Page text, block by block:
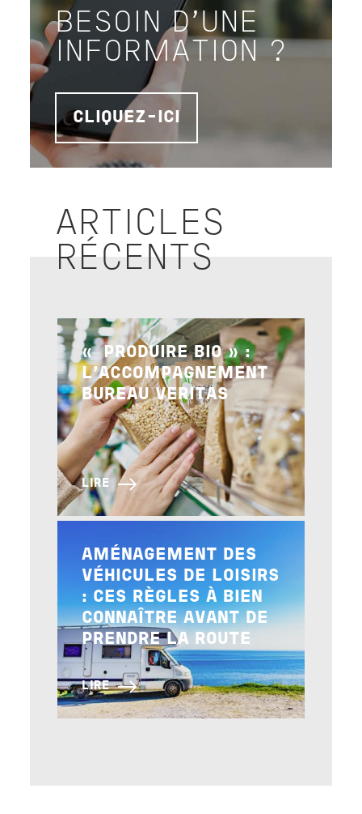
BESOIN D'UNE
INFORMATION ?
CLIQUEZ-ICI
ARTICLES
RÉCENTS
Image
« PRODUIRE BIO » :
L’ACCOMPAGNEMENT
BUREAU VERITAS
LIRE
AMÉNAGEMENT DES
VÉHICULES DE LOISIRS
: CES RÈGLES À BIEN
CONNAÎTRE AVANT DE
PRENDRE LA ROUTE
LIRE